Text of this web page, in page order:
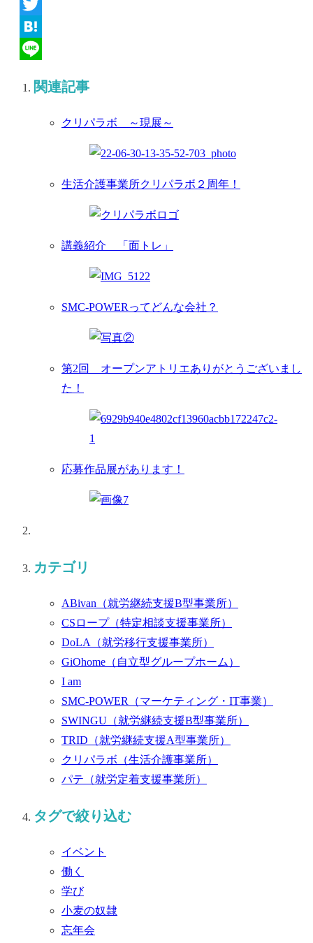
Facebook
Twitter
Hatena
関連記事
クリパラボ ～現展～
生活介護事業所クリパラボ２周年！
講義紹介 「面トレ」
SMC-POWERってどんな会社？
第2回 オープンアトリエありがとうございまし
た！
応募作品展があります！
カテゴリ
ABivan （就労継続支援B型事業所）
CSロープ （特定相談支援事業所）
DoLA （就労移行支援事業所）
GiOhome （自立型グループホーム）
I am
SMC-POWER （マーケティング・IT事業）
SWINGU （就労継続支援B型事業所）
TRID （就労継続支援A型事業所）
クリパラボ （生活介護事業所）
パテ （就労定着支援事業所）
タグで絞り込む
イベント
働く
学び
小麦の奴隷
忘年会